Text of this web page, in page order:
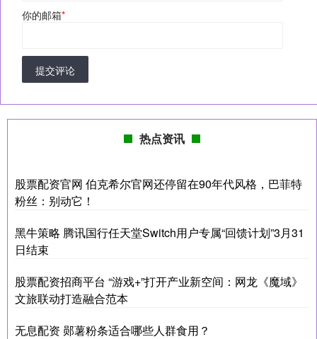
你的邮箱*
提交评论
热点资讯
股票配资官网 伯克希尔官网还停留在90年代风格，巴菲特
粉丝：别动它！
黑牛策略 腾讯国行任天堂Switch用户专属“回馈计划”3月31
日结束
股票配资招商平台 “游戏+”打开产业新空间：网龙《魔域》
文旅联动打造融合范本
无息配资 郧薯粉条适合哪些人群食用？